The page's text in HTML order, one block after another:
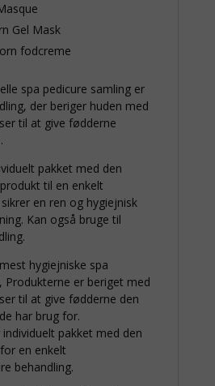
Gel Mask
fodcreme
spa pedicure samling er
der beriger huden med
til at give fødderne
pakket med den
til en enkelt
en ren og hygiejnisk
Kan også bruge til
hygiejniske spa
Produkterne er beriget med
til at give fødderne den
har brug for.
pakket med den
en enkelt
behandling.